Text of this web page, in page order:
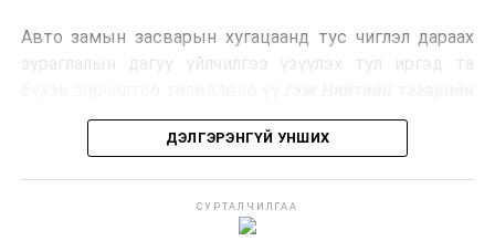
Ийнхүү лаг хатаах, шатаах технологийг лагийн
улсад өргөн ашиглаж байна.
Авто замын засварын хугацаанд тус чиглэл дараах
зураглалын дагуу үйлчилгээ үзүүлэх тул иргэд та
бодлогын газраас мэдээллээ.
ДЭЛГЭРЭНГҮЙ УНШИХ
СУРТАЛЧИЛГАА